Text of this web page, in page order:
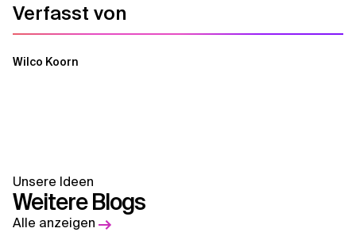
Verfasst von
Wilco Koorn
Unsere Ideen
Weitere Blogs
Alle anzeigen